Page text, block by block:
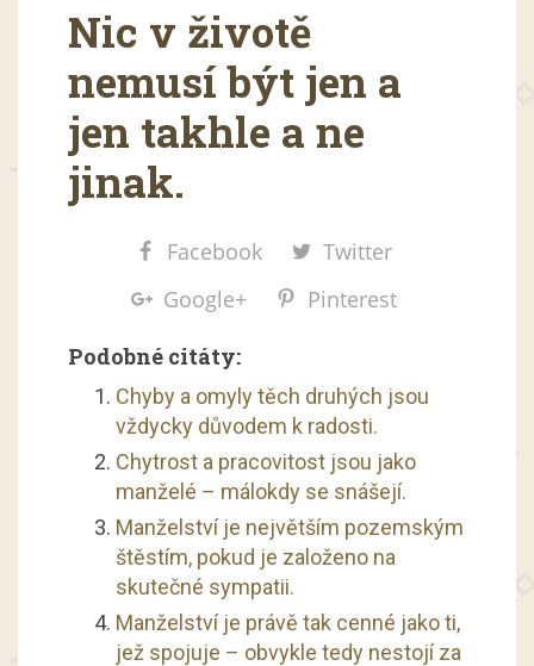
Nic v životě
nemusí být jen a
jen takhle a ne
jinak.
Facebook
Twitter
Google+
Pinterest
Podobné citáty:
Chyby a omyly těch druhých jsou
vždycky důvodem k radosti.
Chytrost a pracovitost jsou jako
manželé – málokdy se snášejí.
Manželství je největším pozemským
štěstím, pokud je založeno na
skutečné sympatii.
Manželství je právě tak cenné jako ti,
jež spojuje – obvykle tedy nestojí za